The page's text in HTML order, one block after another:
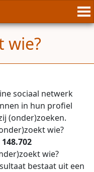
wie?
sociaal netwerk
in hun profiel
(onder)zoeken.
wie?
148.702
wie?
bestaat uit een